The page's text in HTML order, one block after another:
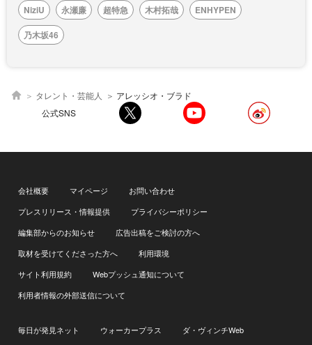
NiziU
永瀬廉 超特急 木村拓哉
ENHYPEN
乃木坂46
タレント・芸能人
アレッシオ・ブラド
公式SNS
会社概要 マイページ
お問い合わせ
プレスリリース・情報提供
プライバシーポリシー
編集部からのお知らせ
広告出稿をご検討の方へ
取材を受けてくださった方へ
利用環境
サイト利用規約
Webプッシュ通知について
利用者情報の外部送信について
毎日が発見ネット ウォーカープラス
ダ・ヴィンチWeb